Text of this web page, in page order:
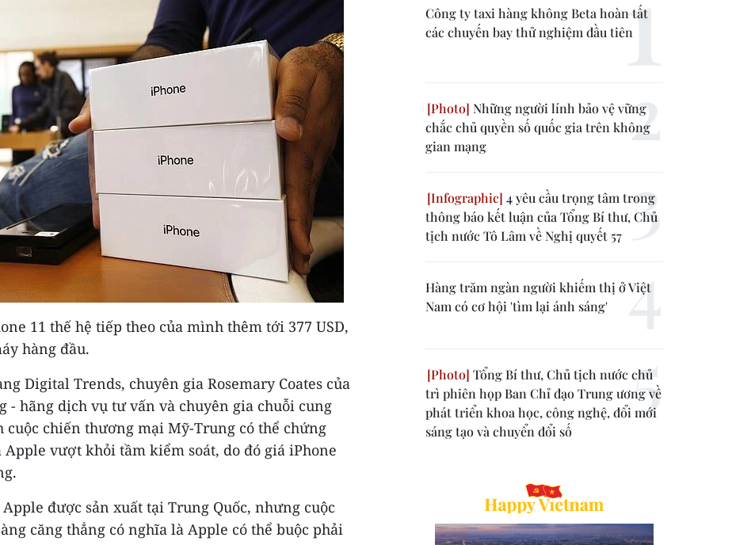
11 thế hệ tiếp theo của mình thêm tới 377 USD,
hàng đầu.
Digital Trends, chuyên gia Rosemary Coates của
- hãng dịch vụ tư vấn và chuyên gia chuỗi cung
chiến thương mại Mỹ-Trung có thể chứng
vượt khỏi tầm kiểm soát, do đó giá iPhone
được sản xuất tại Trung Quốc, nhưng cuộc
căng thẳng có nghĩa là Apple có thể buộc phải
Công ty taxi hàng không Beta hoàn tất
các chuyến bay thử nghiệm đầu tiên
Những người lính bảo vệ vững
chắc chủ quyền số quốc gia trên không
gian mạng
4 yêu cầu trọng tâm trong
thông báo kết luận của Tổng Bí thư, Chủ
tịch nước Tô Lâm về Nghị quyết 57
Hàng trăm ngàn người khiếm thị ở Việt
Nam có cơ hội 'tìm lại ánh sáng'
Tổng Bí thư, Chủ tịch nước chủ
trì phiên họp Ban Chỉ đạo Trung ương về
phát triển khoa học, công nghệ, đổi mới
sáng tạo và chuyển đổi số